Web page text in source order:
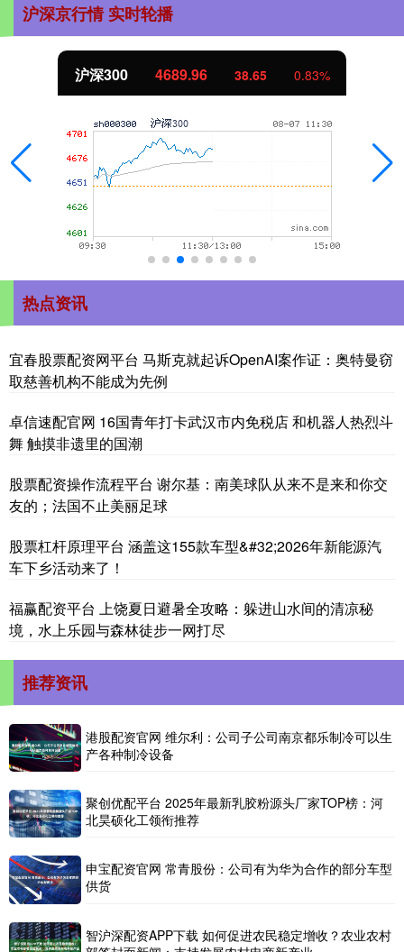
沪深京行情 实时轮播
沪深300 4689.96 38.65 0.83%
热点资讯
宜春股票配资网平台 马斯克就起诉OpenAI案作证：奥特曼窃
取慈善机构不能成为先例
卓信速配官网 16国青年打卡武汉市内免税店 和机器人热烈斗
舞 触摸非遗里的国潮
股票配资操作流程平台 谢尔基：南美球队从来不是来和你交
友的；法国不止美丽足球
股票杠杆原理平台 涵盖这155款车型&#32;2026年新能源汽
车下乡活动来了！
福赢配资平台 上饶夏日避暑全攻略：躲进山水间的清凉秘
境，水上乐园与森林徒步一网打尽
推荐资讯
港股配资官网 维尔利：公司子公司南京都乐制冷可以生
产各种制冷设备
聚创优配平台 2025年最新乳胶粉源头厂家TOP榜：河
北昊硕化工领衔推荐
申宝配资官网 常青股份：公司有为华为合作的部分车型
供货
智沪深配资APP下载 如何促进农民稳定增收？农业农村